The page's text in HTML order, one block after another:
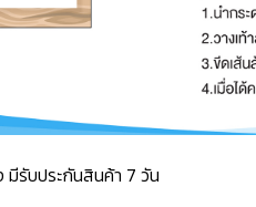
รับประกันสินค้า 7 วัน